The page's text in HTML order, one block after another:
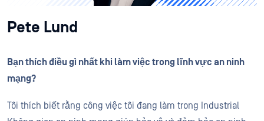
Pete Lund
Bạn thích điều gì nhất khi làm việc trong lĩnh vực an ninh
mạng?
Tôi thích biết rằng công việc tôi đang làm trong Industrial